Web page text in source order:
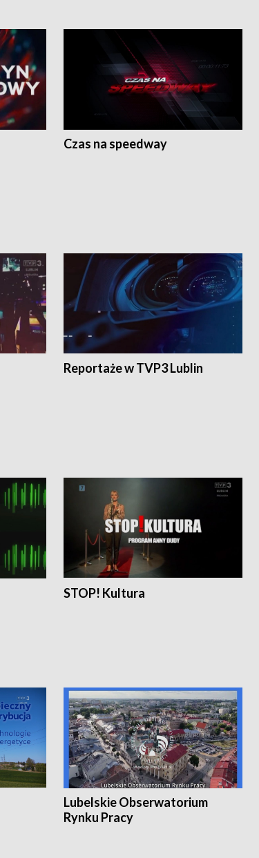
Czas na speedway
Reportaże w TVP3 Lublin
STOP! Kultura
Lubelskie Obserwatorium
Rynku Pracy